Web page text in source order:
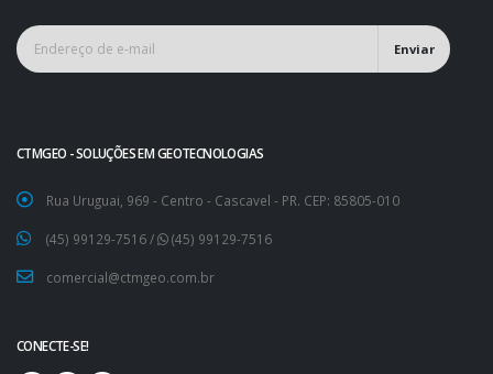
Enviar
CTMGEO - SOLUÇÕES EM GEOTECNOLOGIAS
Rua Uruguai, 969 - Centro - Cascavel - PR. CEP: 85805-010
(45) 99129-7516/ (45) 99129-7516
comercial@ctmgeo.com.br
CONECTE-SE!